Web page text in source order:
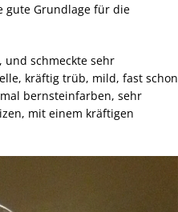
gute Grundlage für die
schmeckte sehr
kräftig trüb, mild, fast schon
bernsteinfarben, sehr
mit einem kräftigen